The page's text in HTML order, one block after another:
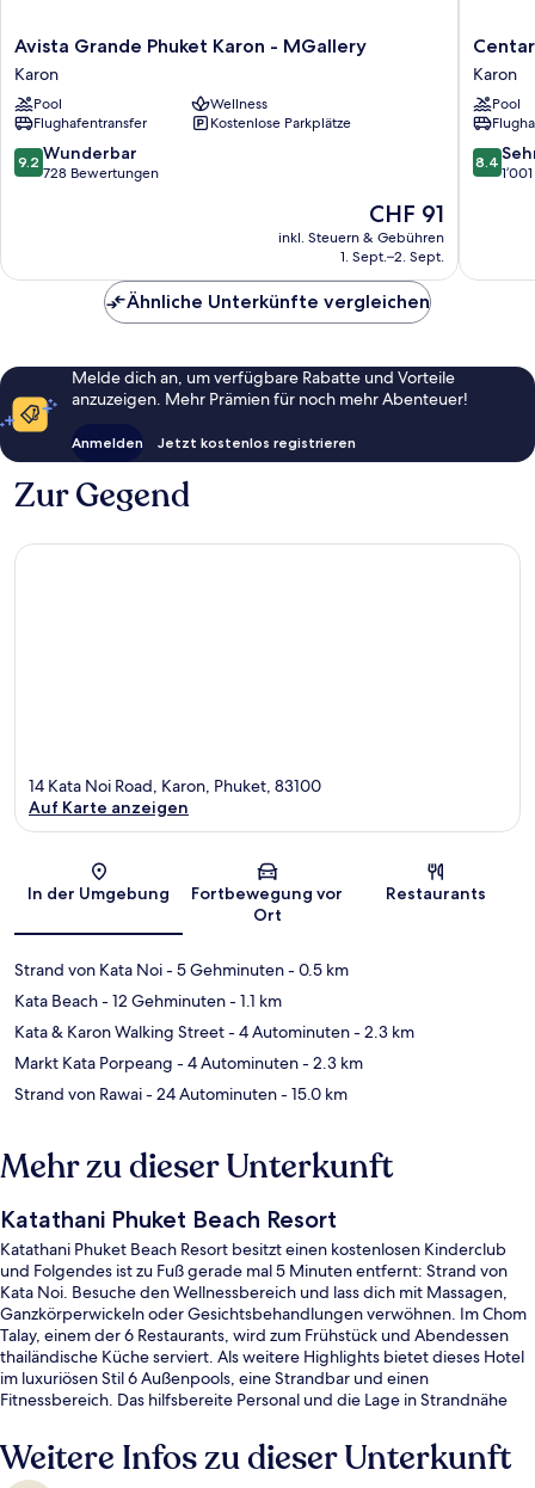
Avista
Grande
Phuket
Karon
-
MGallery
Karon
Avista Grande Phuket Karon - MGallery
Karon
Pool
Wellness
Flughafentransfer
Kostenlose Parkplätze
9.2
von
9.2 Wunderbar
728 Bewertungen
Der
Preis
beträgt
CHF 91
inkl. Steuern & Gebühren
1. Sept.–2. Sept.
Centara
Grand
Beach
Resort
Phuket
Karon
Karon
Pool
8.4
von
8.4
Ähnliche Unterkünfte vergleichen
Melde dich an, um verfügbare Rabatte und Vorteile
anzuzeigen. Mehr Prämien für noch mehr Abenteuer!
Anmelden Jetzt kostenlos registrieren
Zur Gegend
Karte
14 Kata Noi Road, Karon, Phuket, 83100
Auf Karte anzeigen
In der Umgebung
Fortbewegung vor
Ort
Restaurants
Strand von Kata Noi- 5 Gehminuten- 0.5 km
Kata Beach- 12 Gehminuten- 1.1 km
Kata & Karon Walking Street- 4 Autominuten- 2.3 km
Markt Kata Porpeang - 4 Autominuten- 2.3 km
Strand von Rawai- 24 Autominuten- 15.0 km
Mehr zu dieser Unterkunft
Katathani Phuket Beach Resort
Katathani Phuket Beach Resort besitzt einen kostenlosen Kinderclub
und Folgendes ist zu Fuß gerade mal 5 Minuten entfernt: Strand von
Kata Noi. Besuche den Wellnessbereich und lass dich mit Massagen,
Ganzkörperwickeln oder Gesichtsbehandlungen verwöhnen. Im Chom
Talay, einem der 6 Restaurants, wird zum Frühstück und Abendessen
thailändische Küche serviert. Als weitere Highlights bietet dieses Hotel
im luxuriösen Stil 6 Außenpools, eine Strandbar und einen
Fitnessbereich. Das hilfsbereite Personal und die Lage in Strandnähe
Weitere Infos zu dieser Unterkunft